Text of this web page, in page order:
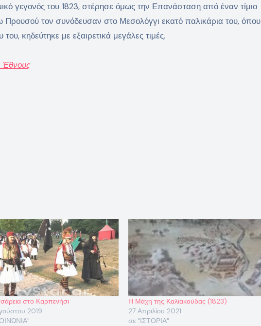
γεγονός του 1823, στέρησε όμως την Επανάσταση από έναν τίμιο
Προυσού τον συνόδευσαν στο Μεσολόγγι εκατό παλικάρια του, όπου
κηδεύτηκε με εξαιρετικά μεγάλες τιμές.
Έθνους
στο Καρπενήσι
2019
Η Μάχη της Καλιακούδας (1823)
27 Απριλίου 2021
σε "ΙΣΤΟΡΙΑ"